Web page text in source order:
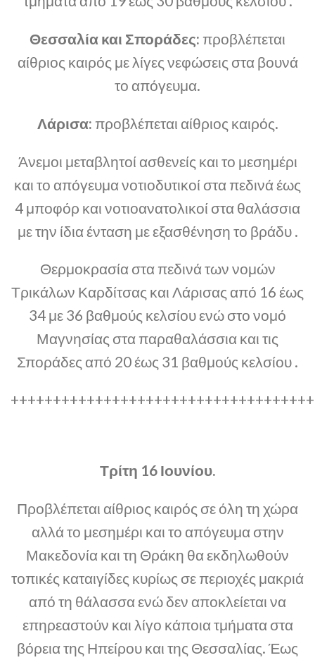
Θεσσαλία και Σποράδες: προβλέπεται
αίθριος καιρός με λίγες νεφώσεις στα βουνά
το απόγευμα.
Λάρισα: προβλέπεται αίθριος καιρός.
Άνεμοι μεταβλητοί ασθενείς και το μεσημέρι
και το απόγευμα νοτιοδυτικοί στα πεδινά έως
4 μποφόρ και νοτιοανατολικοί στα θαλάσσια
με την ίδια ένταση με εξασθένηση το βράδυ .
Θερμοκρασία στα πεδινά των νομών
Τρικάλων Καρδίτσας και Λάρισας από 16 έως
34 με 36 βαθμούς κελσίου ενώ στο νομό
Μαγνησίας στα παραθαλάσσια και τις
Σποράδες από 20 έως 31 βαθμούς κελσίου .
Τρίτη 16 Ιουνίου.
Προβλέπεται αίθριος καιρός σε όλη τη χώρα
αλλά το μεσημέρι και το απόγευμα στην
Μακεδονία και τη Θράκη θα εκδηλωθούν
τοπικές καταιγίδες κυρίως σε περιοχές μακριά
από τη θάλασσα ενώ δεν αποκλείεται να
επηρεαστούν και λίγο κάποια τμήματα στα
βόρεια της Ηπείρου και της Θεσσαλίας. Έως